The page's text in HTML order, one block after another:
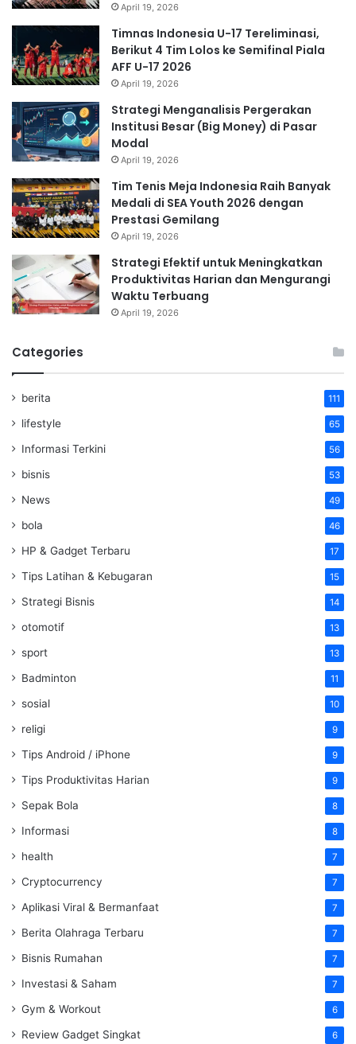
April 19, 2026
Timnas Indonesia U-17 Tereliminasi,
Berikut 4 Tim Lolos ke Semifinal Piala
AFF U-17 2026
April 19, 2026
Strategi Menganalisis Pergerakan
Institusi Besar (Big Money) di Pasar
Modal
April 19, 2026
Tim Tenis Meja Indonesia Raih Banyak
Medali di SEA Youth 2026 dengan
Prestasi Gemilang
April 19, 2026
Strategi Efektif untuk Meningkatkan
Produktivitas Harian dan Mengurangi
Waktu Terbuang
April 19, 2026
Categories
berita 111
lifestyle 65
Informasi Terkini 56
bisnis 53
News 49
bola 46
HP & Gadget Terbaru 17
Tips Latihan & Kebugaran 15
Strategi Bisnis 14
otomotif 13
sport 13
Badminton 11
sosial 10
religi 9
Tips Android / iPhone 9
Tips Produktivitas Harian 9
Sepak Bola 8
Informasi 8
health 7
Cryptocurrency 7
Aplikasi Viral & Bermanfaat 7
Berita Olahraga Terbaru 7
Bisnis Rumahan 7
Investasi & Saham 7
Gym & Workout 6
Review Gadget Singkat 6